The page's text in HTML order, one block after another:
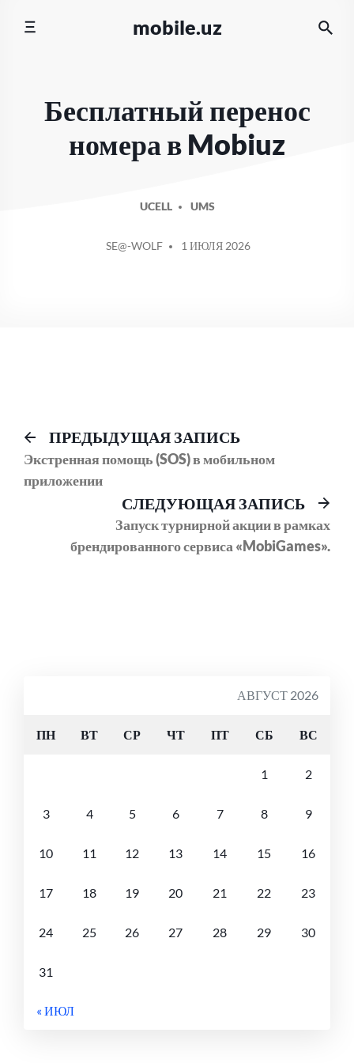
mobile.uz
Бесплатный перенос
номера в Mobiuz
UCELL UMS
ОТ
SE@-WOLF 1 ИЮЛЯ 2026
Навигация
по
записям
ПРЕДЫДУЩАЯ ЗАПИСЬПредыдущий
пост:
Экстренная помощь (SOS) в мобильном
приложении
СЛЕДУЮЩАЯ ЗАПИСЬ
Запуск турнирной акции в рамках
брендированного сервиса «MobiGames».
АВГУСТ 2026
ПН ВТ СР ЧТ ПТ СБ ВС
1 2
3 4 5 6 7 8 9
10 11 12 13 14 15 16
17 18 19 20 21 22 23
24 25 26 27 28 29 30
31
« ИЮЛ